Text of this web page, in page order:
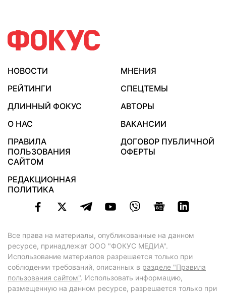
НОВОСТИ
МНЕНИЯ
РЕЙТИНГИ
СПЕЦТЕМЫ
ДЛИННЫЙ ФОКУС
АВТОРЫ
О НАС
ВАКАНСИИ
ПРАВИЛА
ПОЛЬЗОВАНИЯ
САЙТОМ
ДОГОВОР ПУБЛИЧНОЙ
ОФЕРТЫ
РЕДАКЦИОННАЯ
ПОЛИТИКА
Все права на материалы, опубликованные на данном
ресурсе, принадлежат ООО "ФОКУС МЕДИА".
Использование материалов разрешается только при
соблюдении требований, описанных в разделе "Правила
пользования сайтом". Использовать информацию,
размещенную на данном ресурсе, разрешается только при